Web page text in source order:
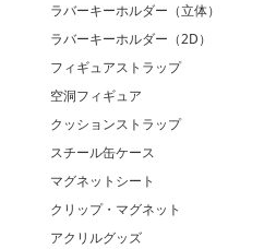
ラバーキーホルダー（立体）
ラバーキーホルダー（2D）
フィギュアストラップ
空洞フィギュア
クッションストラップ
スチール缶ケース
マグネットシート
クリップ・マグネット
アクリルグッズ